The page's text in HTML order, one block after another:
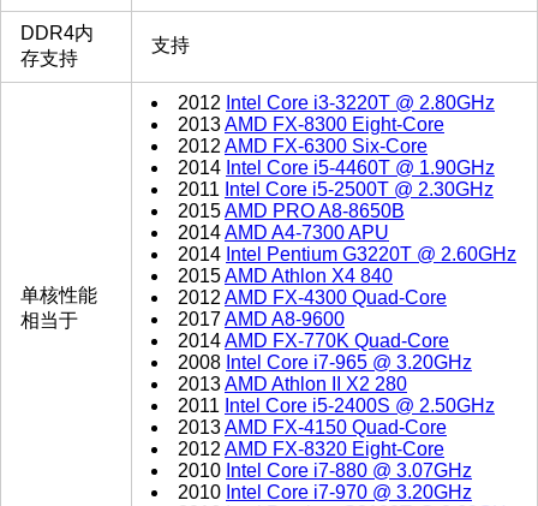
DDR4内
存支持
支持
单核性能
相当于
2012 Intel Core i3-3220T @ 2.80GHz
2013AMD FX-8300 Eight-Core
2012AMD FX-6300 Six-Core
2014 Intel Core i5-4460T @ 1.90GHz
2011 Intel Core i5-2500T @ 2.30GHz
2015AMD PRO A8-8650B
2014AMD A4-7300 APU
2014 Intel Pentium G3220T @ 2.60GHz
2015AMD Athlon X4 840
2012AMD FX-4300 Quad-Core
2017AMD A8-9600
2014AMD FX-770K Quad-Core
2008 Intel Core i7-965 @ 3.20GHz
2013AMD Athlon II X2 280
2011 Intel Core i5-2400S @ 2.50GHz
2013AMD FX-4150 Quad-Core
2012AMD FX-8320 Eight-Core
2010 Intel Core i7-880 @ 3.07GHz
2010 Intel Core i7-970 @ 3.20GHz